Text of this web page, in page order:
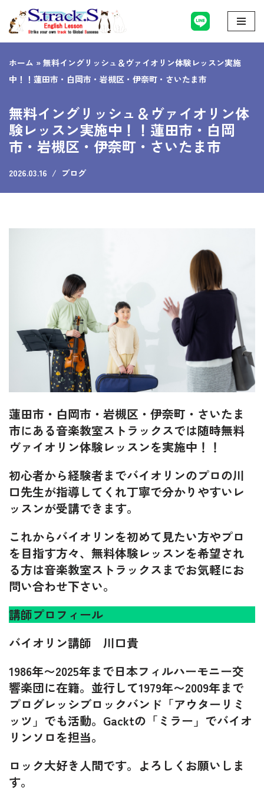
コ
テ
ン
へ
ス
キ
ホーム » 無料イングリッシュ＆ヴァイオリン体験レッスン実施
中！！蓮田市・白岡市・岩槻区・伊奈町・さいたま市
無料イングリッシュ＆ヴァイオリン体
験レッスン実施中！！蓮田市・白岡
市・岩槻区・伊奈町・さいたま市
2026.03.16 ブログ
蓮田市・白岡市・岩槻区・伊奈町・さいたま
市にある音楽教室ストラックスでは随時無料
ヴァイオリン体験レッスンを実施中！！
初心者から経験者までバイオリンのプロの川
口先生が指導してくれ丁寧で分かりやすいレ
ッスンが受講できます。
これからバイオリンを初めて見たい方やプロ
を目指す方々、無料体験レッスンを希望され
る方は音楽教室ストラックスまでお気軽にお
問い合わせ下さい。
講師プロフィール
バイオリン講師 川口貴
1986年〜2025年まで日本フィルハーモニー交
響楽団に在籍。並行して1979年〜2009年まで
プログレッシブロックバンド「アウターリミ
ッツ」でも活動。Gacktの「ミラー」でバイオ
リンソロを担当。
ロック大好き人間です。よろしくお願いしま
す。